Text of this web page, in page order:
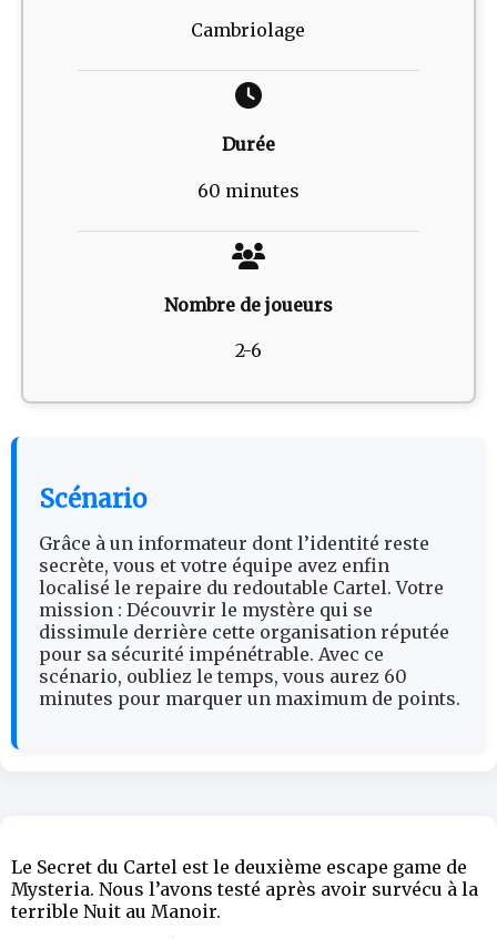
Cambriolage
Durée
60 minutes
Nombre de joueurs
2-6
Scénario
Grâce à un informateur dont l’identité reste
secrète, vous et votre équipe avez enfin
localisé le repaire du redoutable Cartel. Votre
mission : Découvrir le mystère qui se
dissimule derrière cette organisation réputée
pour sa sécurité impénétrable. Avec ce
scénario, oubliez le temps, vous aurez 60
minutes pour marquer un maximum de points.
Le Secret du Cartel est le deuxième escape game de
Mysteria. Nous l’avons testé après avoir survécu à la
terrible Nuit au Manoir.